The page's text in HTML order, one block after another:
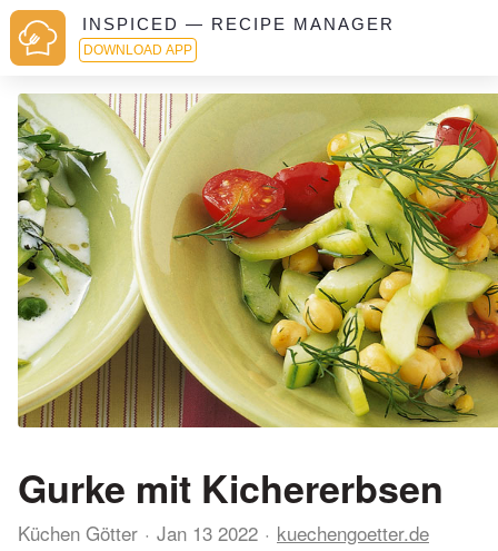
INSPICED — RECIPE MANAGER
DOWNLOAD APP
Gurke mit Kichererbsen
Küchen Götter Jan 13 2022 kuechengoetter.de